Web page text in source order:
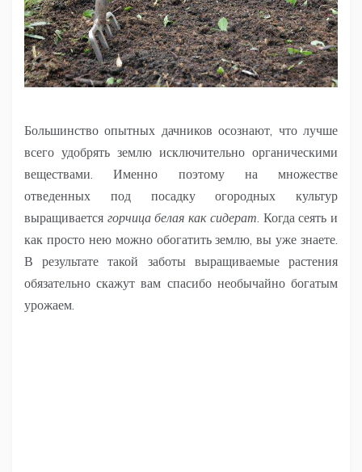
Большинство опытных дачников осознают, что лучше
всего удобрять землю исключительно органическими
веществами. Именно поэтому на множестве
отведенных под посадку огородных культур
выращивается горчица белая как сидерат. Когда сеять и
как просто нею можно обогатить землю, вы уже знаете.
В результате такой заботы выращиваемые растения
обязательно скажут вам спасибо необычайно богатым
урожаем.